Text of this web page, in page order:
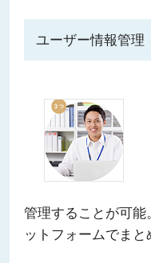
ユーザー情報管理
管理することが可能
ットフォームでまと